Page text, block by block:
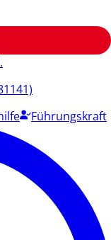
Führungskraft